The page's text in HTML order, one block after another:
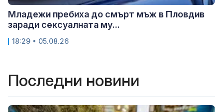
Младежи пребиха до смърт мъж в Пловдив
заради сексуалната му...
18:29 • 05.08.26
Последни новини